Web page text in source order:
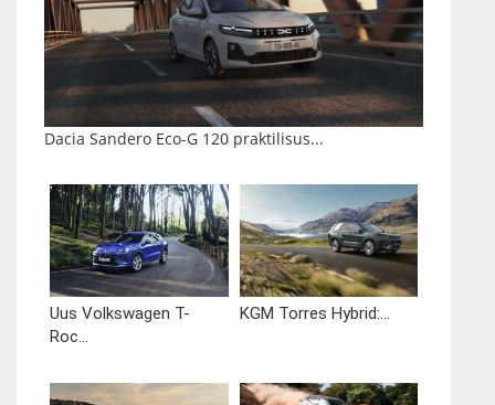
Dacia Sandero Eco-G 120 praktilisus...
Uus Volkswagen T-
Roc...
KGM Torres Hybrid:...